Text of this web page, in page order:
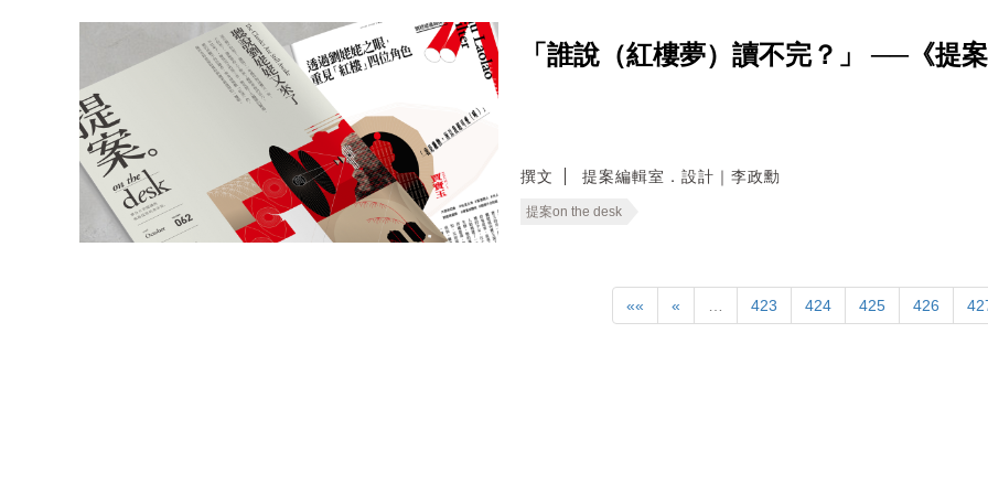
「誰說（紅樓夢）讀不完？」 ──《提
撰文 提案編輯室．設計｜李政勳
提案on the desk
«« « … 423 424 425 426